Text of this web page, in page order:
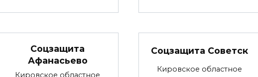
Соцзащита
Афанасьево
Кировское областное
Соцзащита Советск
Кировское областное